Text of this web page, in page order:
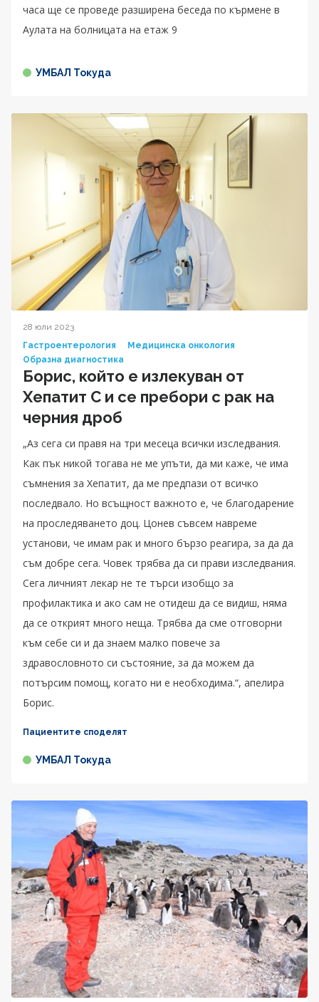
часа ще се проведе разширена беседа по кърмене в
Аулата на болницата на етаж 9
УМБАЛ Токуда
28 юли 2023
Гастроентерология
Медицинска онкология
Образна диагностика
Борис, който е излекуван от
Хепатит C и се пребори с рак на
черния дроб
„Аз сега си правя на три месеца всички изследвания.
Как пък никой тогава не ме упъти, да ми каже, че има
съмнения за Хепатит, да ме предпази от всичко
последвало. Но всъщност важното е, че благодарение
на проследяването доц. Цонев съвсем навреме
установи, че имам рак и много бързо реагира, за да да
съм добре сега. Човек трябва да си прави изследвания.
Сега личният лекар не те търси изобщо за
профилактика и ако сам не отидеш да се видиш, няма
да се открият много неща. Трябва да сме отговорни
към себе си и да знаем малко повече за
здравословното си състояние, за да можем да
потърсим помощ, когато ни е необходима.“, апелира
Борис.
Пациентите споделят
УМБАЛ Токуда